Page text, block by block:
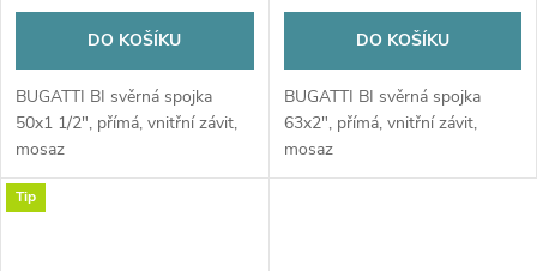
DO KOŠÍKU
BUGATTI BI svěrná spojka
50x1 1/2", přímá, vnitřní závit,
mosaz
DO KOŠÍKU
BUGATTI BI svěrná spojka
63x2", přímá, vnitřní závit,
mosaz
Tip